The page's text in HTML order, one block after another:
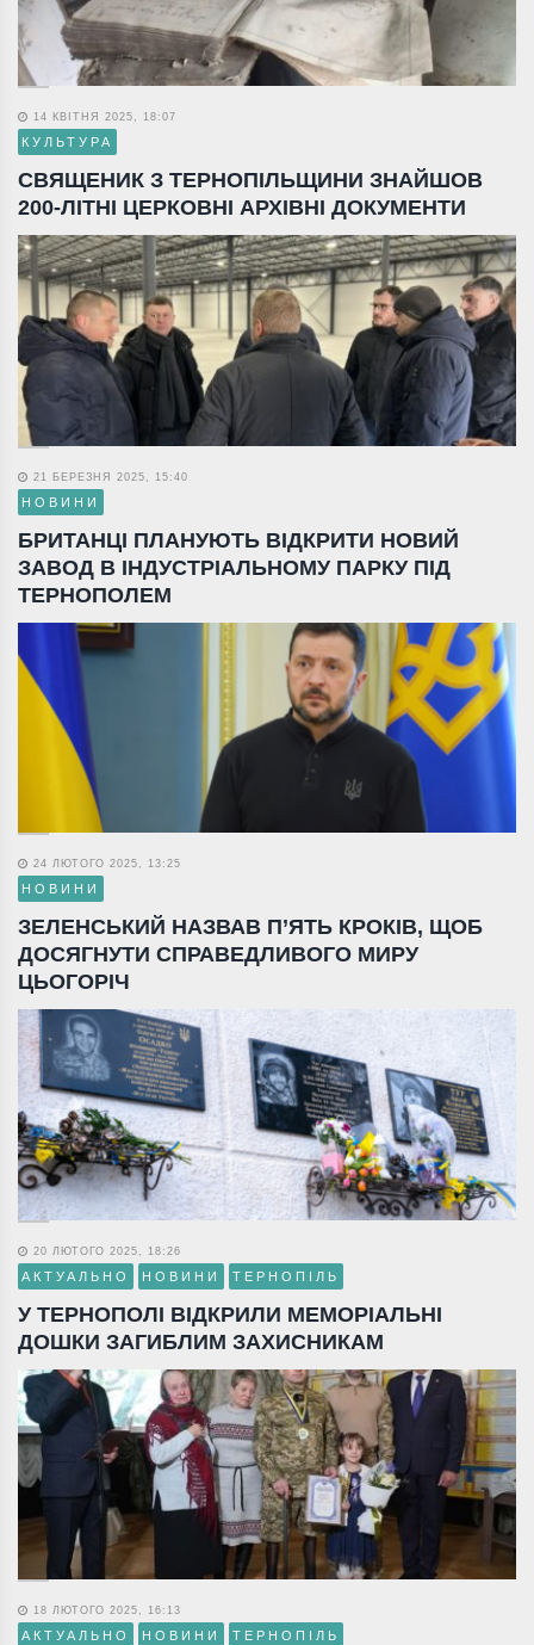
14 КВІТНЯ 2025, 18:07
КУЛЬТУРА
СВЯЩЕНИК З ТЕРНОПІЛЬЩИНИ ЗНАЙШОВ
200-ЛІТНІ ЦЕРКОВНІ АРХІВНІ ДОКУМЕНТИ
21 БЕРЕЗНЯ 2025, 15:40
НОВИНИ
БРИТАНЦІ ПЛАНУЮТЬ ВІДКРИТИ НОВИЙ
ЗАВОД В ІНДУСТРІАЛЬНОМУ ПАРКУ ПІД
ТЕРНОПОЛЕМ
24 ЛЮТОГО 2025, 13:25
НОВИНИ
ЗЕЛЕНСЬКИЙ НАЗВАВ П’ЯТЬ КРОКІВ, ЩОБ
ДОСЯГНУТИ СПРАВЕДЛИВОГО МИРУ
ЦЬОГОРІЧ
20 ЛЮТОГО 2025, 18:26
АКТУАЛЬНО НОВИНИ ТЕРНОПІЛЬ
У ТЕРНОПОЛІ ВІДКРИЛИ МЕМОРІАЛЬНІ
ДОШКИ ЗАГИБЛИМ ЗАХИСНИКАМ
18 ЛЮТОГО 2025, 16:13
АКТУАЛЬНО НОВИНИ ТЕРНОПІЛЬ